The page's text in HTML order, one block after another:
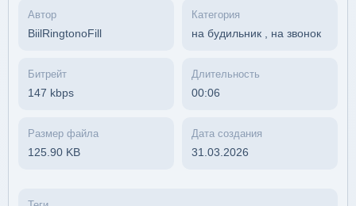
Автор
BiilRingtonoFill
Категория
на будильник, на звонок
Битрейт
147 kbps
Длительность
00:06
Размер файла
125.90 KB
Дата создания
31.03.2026